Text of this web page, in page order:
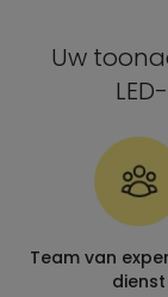
Uw
Team van
dienst